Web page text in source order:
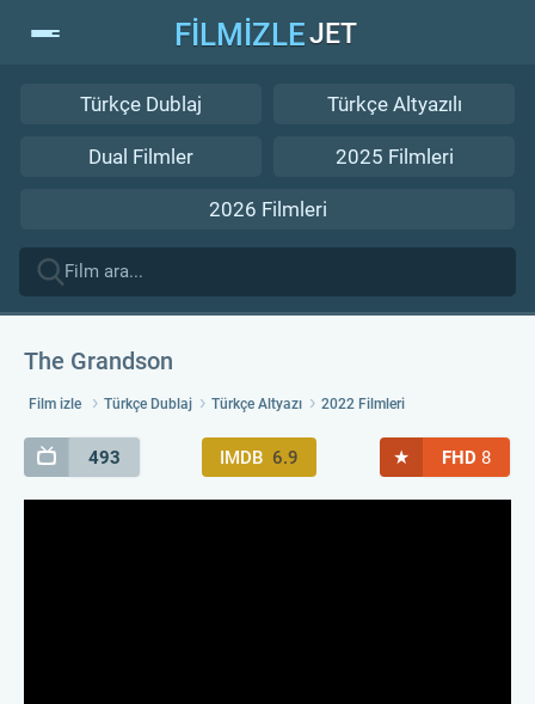
FİLMİZLEJET
Türkçe Dublaj Türkçe Altyazılı
Dual Filmler 2025 Filmleri
2026 Filmleri
The Grandson
Film izle Türkçe Dublaj Türkçe Altyazı 2022 Filmleri
493 IMDB 6.9 ★ FHD 8